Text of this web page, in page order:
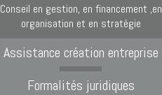
Conseil en gestion, en financement ,en
organisation et en stratégie
Assistance création entreprise
Formalités juridiques